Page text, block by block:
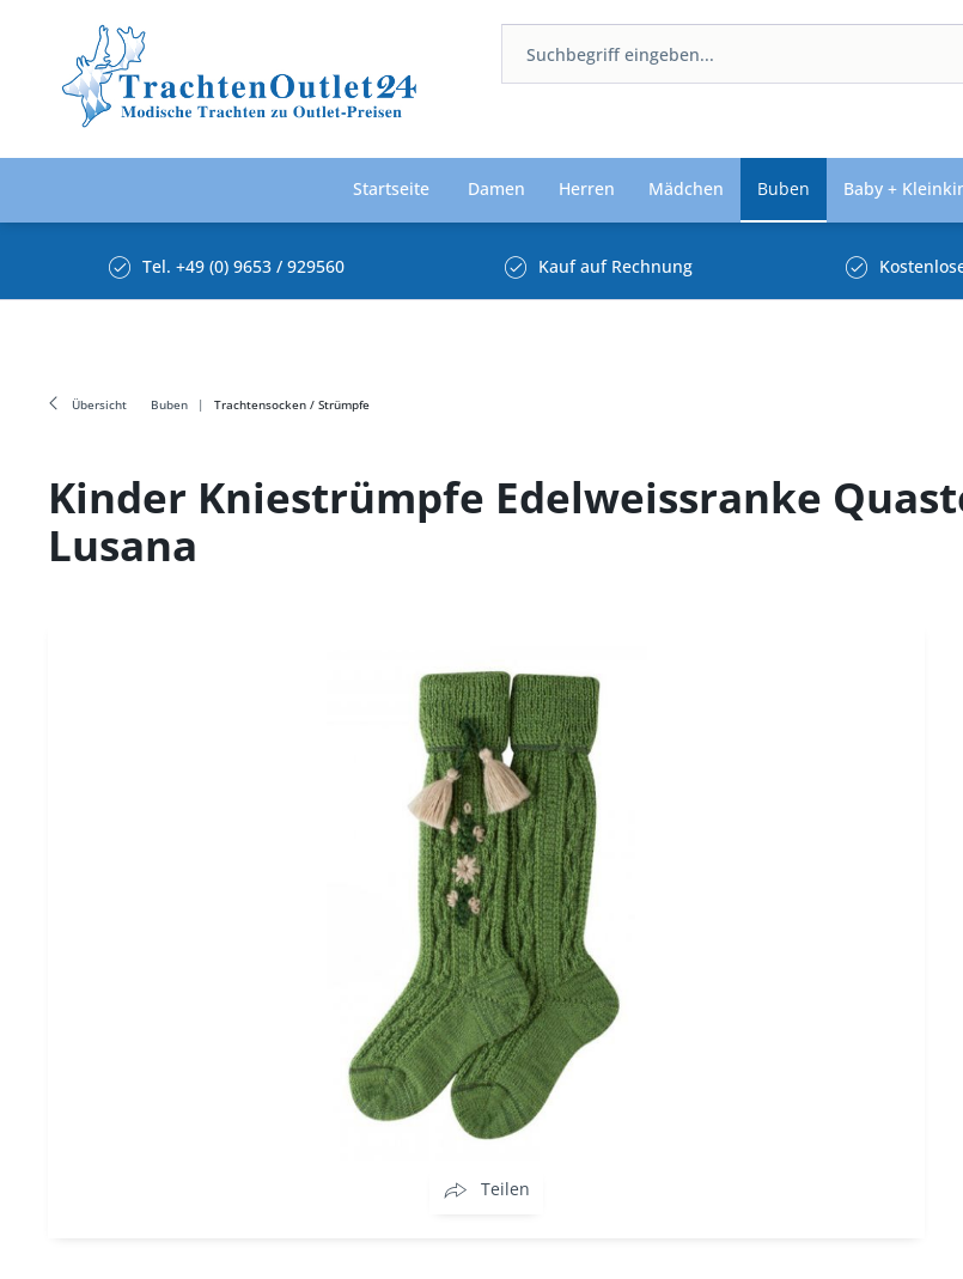
Startseite Damen Herren Mädchen Buben Baby +
Tel. +49 (0) 9653 / 929560 Kauf auf Rechnung
Übersicht Buben Trachtensocken / Strümpfe
Kinder Kniestrümpfe Edelweissranke
Lusana
Teilen